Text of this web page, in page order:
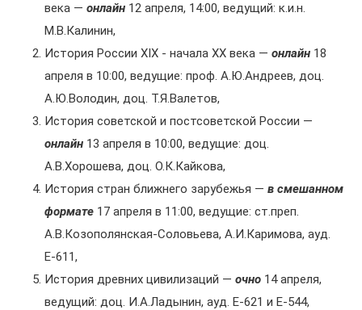
века — онлайн 12 апреля, 14:00, ведущий: к.и.н.
М.В.Калинин,
История России XIX - начала XX века — онлайн 18
апреля в 10:00, ведущие: проф. А.Ю.Андреев, доц.
А.Ю.Володин, доц. Т.Я.Валетов,
История советской и постсоветской России —
онлайн 13 апреля в 10:00, ведущие: доц.
А.В.Хорошева, доц. О.К.Кайкова,
История стран ближнего зарубежья — в смешанном
формате 17 апреля в 11:00, ведущие: ст.преп.
А.В.Козополянская-Соловьева, А.И.Каримова, ауд.
Е-611,
История древних цивилизаций — очно 14 апреля,
ведущий: доц. И.А.Ладынин, ауд. Е-621 и Е-544,